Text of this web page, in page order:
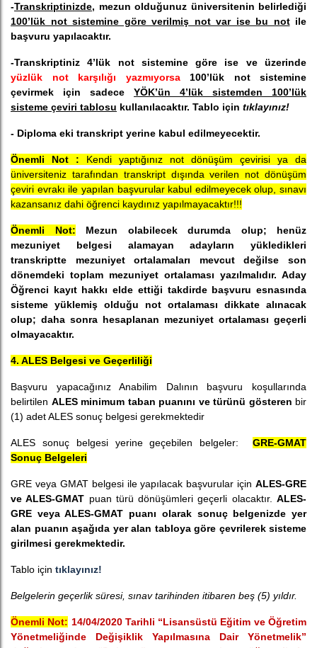
-Transkriptinizde, mezun olduğunuz üniversitenin belirlediği
100’lük not sistemine göre verilmiş not var ise bu notile
başvuru yapılacaktır.
-Transkriptiniz 4’lük not sistemine göre ise ve üzerinde
yüzlük not karşılığı yazmıyorsa100’lük not sistemine
çevirmek için sadece YÖK’ün 4’lük sistemden 100’lük
sisteme çeviri tablosu kullanılacaktır. Tablo için tıklayınız!
- Diploma eki transkript yerine kabul edilmeyecektir.
Önemli Not : Kendi yaptığınız not dönüşüm çevirisi ya da
üniversiteniz tarafından transkript dışında verilen not dönüşüm
çeviri evrakı ile yapılan başvurular kabul edilmeyecek olup, sınavı
kazansanız dahi öğrenci kaydınız yapılmayacaktır!!!
Önemli Not: Mezun olabilecek durumda olup; henüz
mezuniyet belgesi alamayan adayların yükledikleri
transkriptte mezuniyet ortalamaları mevcut değilse son
dönemdeki toplam mezuniyet ortalaması yazılmalıdır. Aday
Öğrenci kayıt hakkı elde ettiği takdirde başvuru esnasında
sisteme yüklemiş olduğu not ortalaması dikkate alınacak
olup; daha sonra hesaplanan mezuniyet ortalaması geçerli
olmayacaktır.
4. ALES Belgesi ve Geçerliliği
Başvuru yapacağınız Anabilim Dalının başvuru koşullarında
belirtilen ALES minimum taban puanını ve türünü gösteren bir
(1) adet ALES sonuç belgesi gerekmektedir
ALES sonuç belgesi yerine geçebilen belgeler:
GRE-GMAT
Sonuç Belgeleri
GRE veya GMAT belgesi ile yapılacak başvurular için ALES-GRE
ve ALES-GMAT puan türü dönüşümleri geçerli olacaktır.ALES-
GRE veya ALES-GMAT puanı olarak sonuç belgenizde yer
alan puanın aşağıda yer alan tabloya göre çevrilerek sisteme
girilmesi gerekmektedir.
Tablo için tıklayınız!
Belgelerin geçerlik süresi, sınav tarihinden itibaren beş (5) yıldır.
Önemli Not: 14/04/2020 Tarihli “Lisansüstü Eğitim ve Öğretim
Yönetmeliğinde Değişiklik Yapılmasına Dair Yönetmelik”